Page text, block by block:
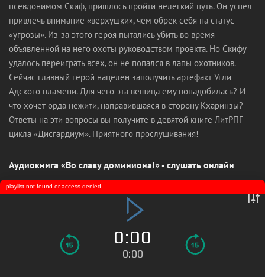
псевдонимом Скиф, пришлось пройти нелегкий путь. Он успел
привлечь внимание «верхушки», чем обрёк себя на статус
«угрозы». Из-за этого героя пытались убить во время
объявленной на него охоты руководством проекта. Но Скифу
удалось переиграть всех, он не попался в лапы охотников.
Сейчас главный герой нацелен заполучить артефакт Угли
Адского пламени. Для чего эта вещица ему понадобилась? И
что хочет орда нежити, направившаяся в сторону Кхаринзы?
Ответы на эти вопросы вы получите в девятой книге ЛитРПГ-
цикла «Дисгардиум». Приятного прослушивания!
Аудиокнига «Во славу доминиона!» - слушать онлайн
0:00
0:00
playlist not found or access denied